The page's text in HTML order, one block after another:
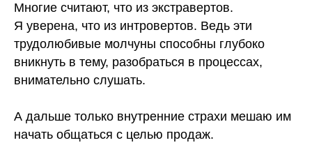
Многие считают, что из экстравертов.
Я уверена, что из интровертов. Ведь эти
трудолюбивые молчуны способны глубоко
вникнуть в тему, разобраться в процессах,
внимательно слушать.
А дальше только внутренние страхи мешаю им
начать общаться с целью продаж.